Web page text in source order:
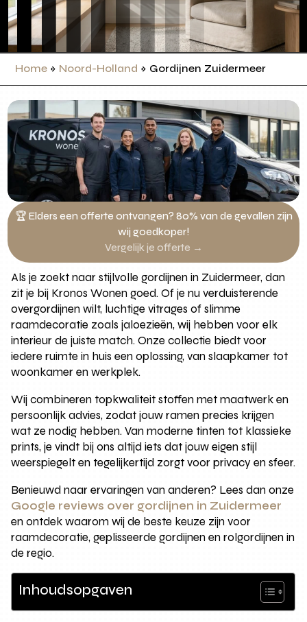
Home » Noord-Holland » Gordijnen Zuidermeer
🏆 Elders een offerte ontvangen? 80% van de gevallen zijn
wij goedkoper!
Vergelijk je offerte →
Als je zoekt naar stijlvolle gordijnen in Zuidermeer, dan
zit je bij Kronos Wonen goed. Of je nu verduisterende
overgordijnen wilt, luchtige vitrages of slimme
raamdecoratie zoals jaloezieën, wij hebben voor elk
interieur de juiste match. Onze collectie biedt voor
iedere ruimte in huis een oplossing, van slaapkamer tot
woonkamer en werkplek.
Wij combineren topkwaliteit stoffen met maatwerk en
persoonlijk advies, zodat jouw ramen precies krijgen
wat ze nodig hebben. Van moderne tinten tot klassieke
prints, je vindt bij ons altijd iets dat jouw eigen stijl
weerspiegelt en tegelijkertijd zorgt voor privacy en sfeer.
Benieuwd naar ervaringen van anderen? Lees dan onze
Google reviews over gordijnen in Zuidermeer
en ontdek waarom wij de beste keuze zijn voor
raamdecoratie, geplisseerde gordijnen en rolgordijnen in
de regio.
Inhoudsopgaven